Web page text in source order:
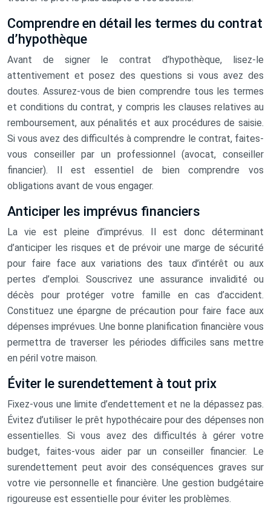
Comprendre en détail les termes du contrat
d’hypothèque
Avant de signer le contrat d’hypothèque, lisez-le
attentivement et posez des questions si vous avez des
doutes. Assurez-vous de bien comprendre tous les termes
et conditions du contrat, y compris les clauses relatives au
remboursement, aux pénalités et aux procédures de saisie.
Si vous avez des difficultés à comprendre le contrat, faites-
vous conseiller par un professionnel (avocat, conseiller
financier). Il est essentiel de bien comprendre vos
obligations avant de vous engager.
Anticiper les imprévus financiers
La vie est pleine d’imprévus. Il est donc déterminant
d’anticiper les risques et de prévoir une marge de sécurité
pour faire face aux variations des taux d’intérêt ou aux
pertes d’emploi. Souscrivez une assurance invalidité ou
décès pour protéger votre famille en cas d’accident.
Constituez une épargne de précaution pour faire face aux
dépenses imprévues. Une bonne planification financière vous
permettra de traverser les périodes difficiles sans mettre
en péril votre maison.
Éviter le surendettement à tout prix
Fixez-vous une limite d’endettement et ne la dépassez pas.
Évitez d’utiliser le prêt hypothécaire pour des dépenses non
essentielles. Si vous avez des difficultés à gérer votre
budget, faites-vous aider par un conseiller financier. Le
surendettement peut avoir des conséquences graves sur
votre vie personnelle et financière. Une gestion budgétaire
rigoureuse est essentielle pour éviter les problèmes.